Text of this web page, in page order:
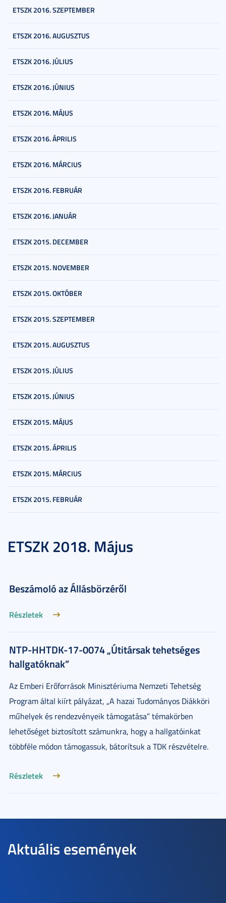
ETSZK 2016. SZEPTEMBER
ETSZK 2016. AUGUSZTUS
ETSZK 2016. JÚLIUS
ETSZK 2016. JÚNIUS
ETSZK 2016. MÁJUS
ETSZK 2016. ÁPRILIS
ETSZK 2016. MÁRCIUS
ETSZK 2016. FEBRUÁR
ETSZK 2016. JANUÁR
ETSZK 2015. DECEMBER
ETSZK 2015. NOVEMBER
ETSZK 2015. OKTÓBER
ETSZK 2015. SZEPTEMBER
ETSZK 2015. AUGUSZTUS
ETSZK 2015. JÚLIUS
ETSZK 2015. JÚNIUS
ETSZK 2015. MÁJUS
ETSZK 2015. ÁPRILIS
ETSZK 2015. MÁRCIUS
ETSZK 2015. FEBRUÁR
ETSZK 2018. Május
Beszámoló az Állásbörzéről
Részletek
NTP-HHTDK-17-0074 „Útitársak tehetséges
hallgatóknak”
Az Emberi Erőforrások Minisztériuma Nemzeti Tehetség
Program által kiírt pályázat, „A hazai Tudományos Diákköri
műhelyek és rendezvényeik támogatása” témakörben
lehetőséget biztosított számunkra, hogy a hallgatóinkat
többféle módon támogassuk, bátorítsuk a TDK részvételre.
Részletek
Aktuális események